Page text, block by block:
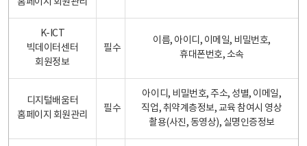
홈페이지 회원관리
K-ICT
빅데이터센터
회원정보
필수
이름, 아이디, 이메일, 비밀번호,
휴대폰번호, 소속
디지털배움터
홈페이지 회원관리
필수
아이디, 비밀번호, 주소, 성별, 이메일,
직업, 취약계층정보, 교육 참여시 영상
촬용(사진, 동영상), 실명인증정보